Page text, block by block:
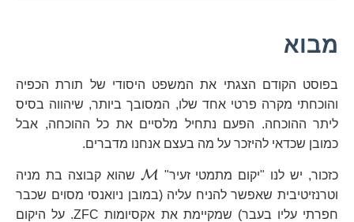
מבוא
בפוסט הקודם הצגתי את המשפט היסודי של תורת הכפיה
והוכחתי מקרה פרטי אחד שלו, המסובך ביותר, שיהווה בסיס
ליתר ההוכחה. הפעם נתחיל מלסיים את כל ההוכחה, אבל
כמובן שכדאי להיזכר על מה בעצם אנחנו מדברים.
כזכור, יש לנו "יקום מתמטי זעיר"
\mathcal{M}
M שהוא קבוצה בת מניה
וטרנזיטיבית שאפשר להניח עליה (במובן ניואנסי מסוים שכבר
חפרתי עליו בעבר) שמקיימת את אקסיומות ZFC. על היקום